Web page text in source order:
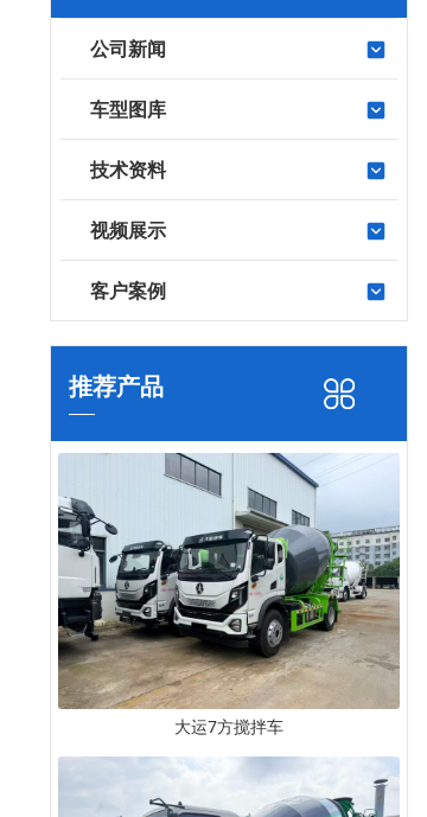
公司新闻
车型图库
技术资料
视频展示
客户案例
推荐产品
大运7方搅拌车